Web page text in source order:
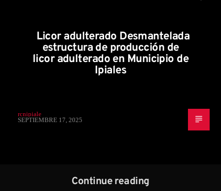
Licor adulterado Desmantelada
estructura de producción de
licor adulterado en Municipio de
Ipiales
rcnipiale
SEPTIEMBRE 17, 2025
Continue reading